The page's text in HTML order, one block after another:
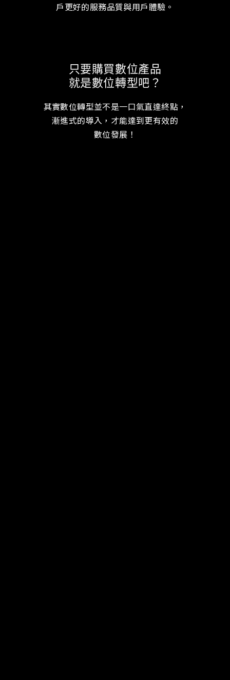
戶更好的服務品質與用戶體驗。
只要購買數位產品
就是數位轉型吧？
其實數位轉型並不是一口氣直達終點，
漸進式的導入，才能達到更有效的
數位發展！